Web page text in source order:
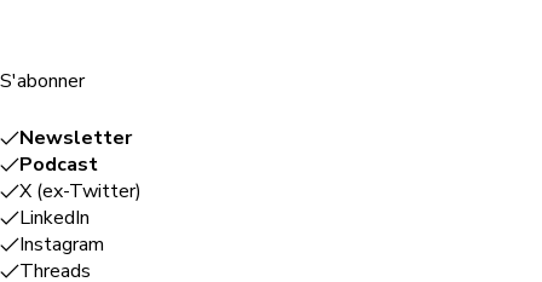
S'abonner
Newsletter
Podcast
X (ex-Twitter)
LinkedIn
Instagram
Threads